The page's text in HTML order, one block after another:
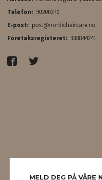
Telefon: 90200370
E-post: post@nordichaircare.no
Foretaksregisteret: 988844241
MELD DEG PÅ VÅRE